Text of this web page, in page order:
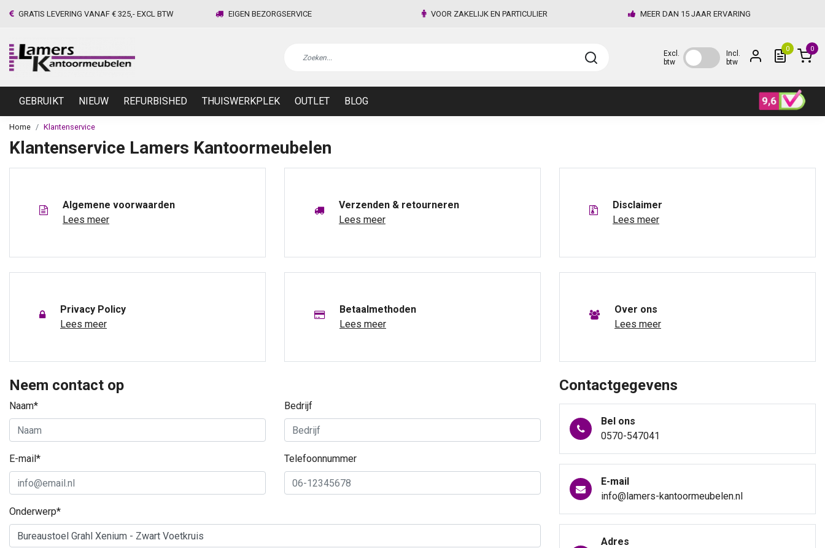
GRATIS LEVERING VANAF € 325,- EXCL BTW EIGEN BEZORGSERVICE VOOR ZAKELIJK EN PARTICULIER MEER DAN 15 JAAR ERVARING
Excl.
btw
Incl.
btw
0 0
GEBRUIKT NIEUW REFURBISHED THUISWERKPLEK OUTLET BLOG
Home Klantenservice
Klantenservice Lamers Kantoormeubelen
Algemene voorwaarden
Lees meer
Verzenden & retourneren
Lees meer
Disclaimer
Lees meer
Privacy Policy
Lees meer
Betaalmethoden
Lees meer
Over ons
Lees meer
Neem contact op
Naam* Bedrijf
E-mail* Telefoonnummer
Onderwerp*
Contactgegevens
Bel ons
0570-547041
E-mail
info@lamers-kantoormeubelen.nl
Adres